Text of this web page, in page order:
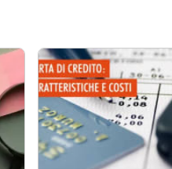
più piccole e il Sud
Scopri come e
questo articolo a
Facile.it.